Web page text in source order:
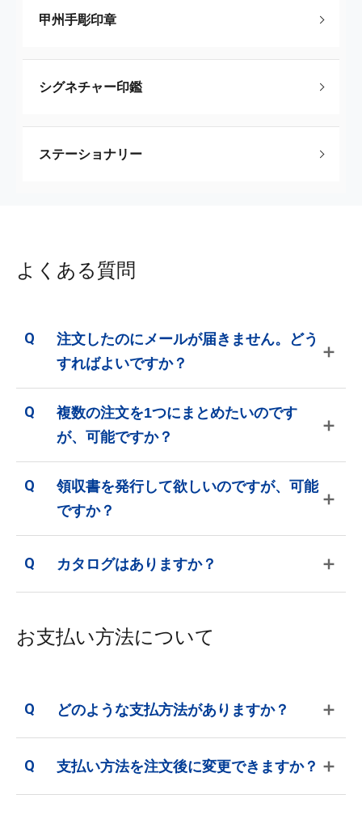
甲州手彫印章
シグネチャー印鑑
ステーショナリー
よくある質問
注文したのにメールが届きません。どう
すればよいですか？
＋
複数の注文を1つにまとめたいのです
が、可能ですか？
＋
領収書を発行して欲しいのですが、可能
ですか？
＋
カタログはありますか？ ＋
お支払い方法について
どのような支払方法がありますか？ ＋
支払い方法を注文後に変更できますか？ ＋